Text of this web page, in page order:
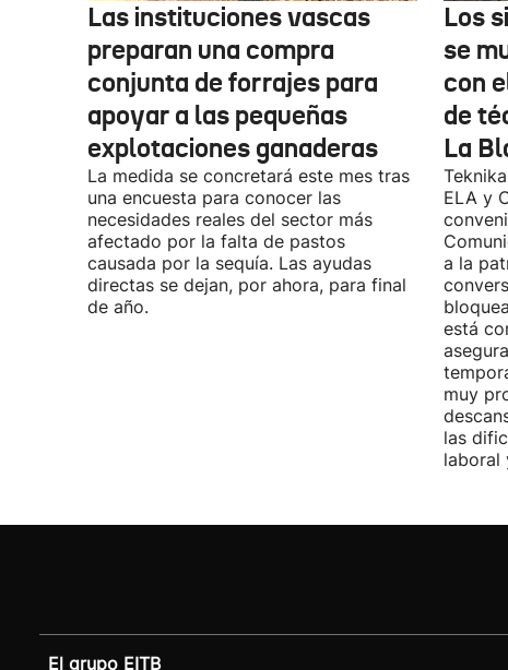
Las instituciones vascas
preparan una compra
conjunta de forrajes para
apoyar a las pequeñas
explotaciones ganaderas
La medida se concretará este mes tras
una encuesta para conocer las
necesidades reales del sector más
afectado por la falta de pastos
causada por la sequía. Las ayudas
directas se dejan, por ahora, para final
de año.
Los
se
con
de
La
ELA y
a la
está
muy
las
laboral
El grupo EITB